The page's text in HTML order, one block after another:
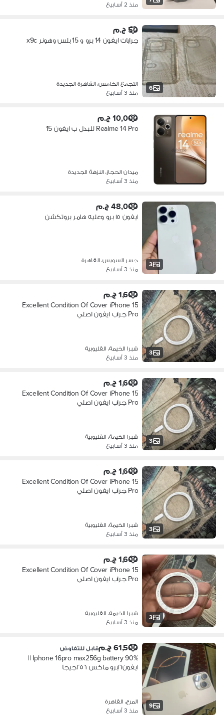
منذ 2 أسابيع
6
50 ج.م
جرابات ايفون 14 برو و 15 بلس وهونر x9c
التجمع الخامس، القاهرة الجديدة
منذ 3 أسابيع
10,000 ج.م
Realme 14 Pro للبدل ب ايفون 15
ميدان الحجاز، النزهة الجديدة
منذ 3 أسابيع
3
48,000 ج.م
ايفون ١٥ برو وعليه هامر بروتكشن
جسر السويس، القاهرة
منذ 3 أسابيع
3
1,600 ج.م
Excellent Condition Of Cover iPhone 15
Pro جراب ايفون اصلي
شبرا الخيمة، القليوبية
منذ 3 أسابيع
3
1,600 ج.م
Excellent Condition Of Cover iPhone 15
Pro جراب ايفون اصلي
شبرا الخيمة، القليوبية
منذ 3 أسابيع
3
1,600 ج.م
Excellent Condition Of Cover iPhone 15
Pro جراب ايفون اصلي
شبرا الخيمة، القليوبية
منذ 3 أسابيع
3
1,600 ج.م
Excellent Condition Of Cover iPhone 15
Pro جراب ايفون اصلي
شبرا الخيمة، القليوبية
منذ 3 أسابيع
9
61,500 ج.م قابل للتفاوض
Iphone 16pro max256g battery 90% ||
ايفون١٦برو ماكس ٢٥٦جيجا
المرج، القاهرة
منذ 3 أسابيع